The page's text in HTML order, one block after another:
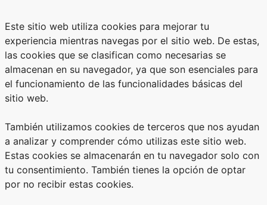
Este sitio web utiliza cookies para mejorar tu
experiencia mientras navegas por el sitio web. De estas,
las cookies que se clasifican como necesarias se
almacenan en su navegador, ya que son esenciales para
el funcionamiento de las funcionalidades básicas del
sitio web.
También utilizamos cookies de terceros que nos ayudan
a analizar y comprender cómo utilizas este sitio web.
Estas cookies se almacenarán en tu navegador solo con
tu consentimiento. También tienes la opción de optar
por no recibir estas cookies.